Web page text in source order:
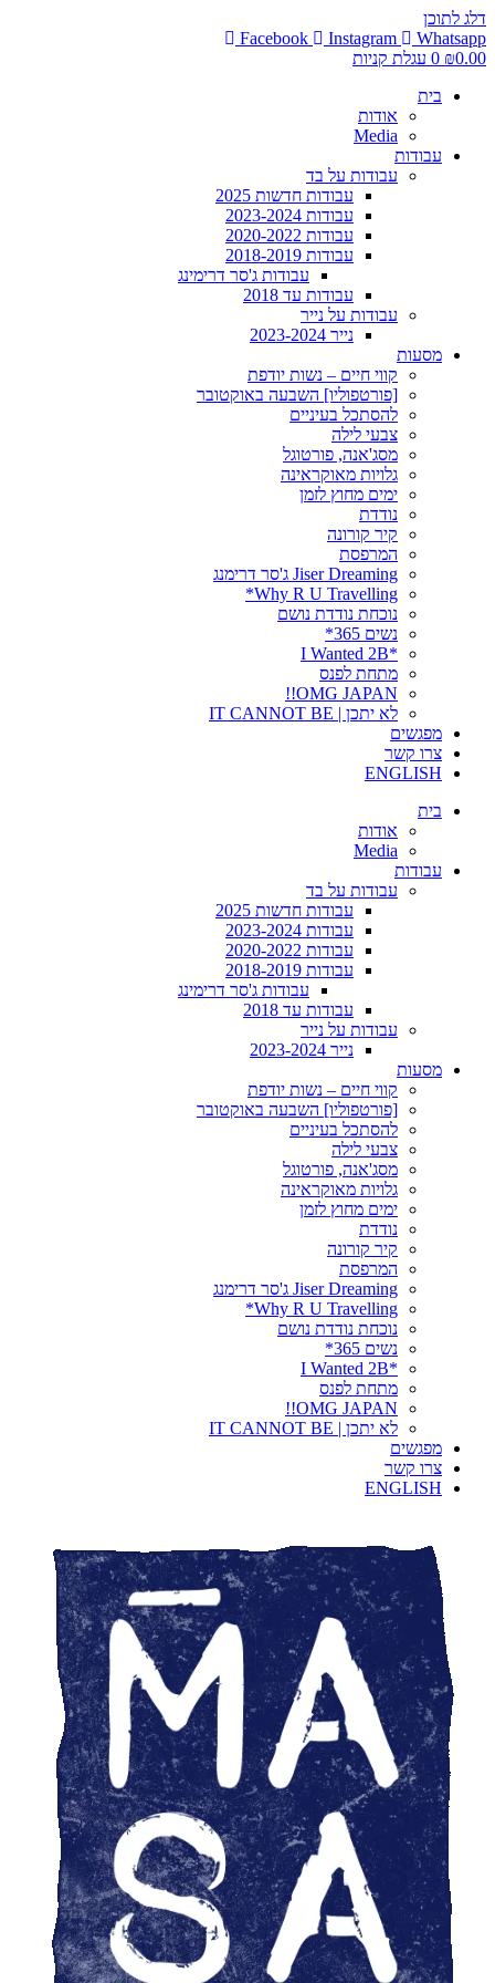
דלג לתוכן
Facebook
Instagram
Whatsapp
₪0.00
0 עגלת קניות
בית
אודות
Media
עבודות
עבודות על בד
עבודות חדשות 2025
עבודות 2023-2024
עבודות 2020-2022
עבודות 2018-2019
עבודות ג'סר דרימינג
עבודות עד 2018
עבודות על נייר
נייר 2023-2024
מסעות
קווי חיים – נשות יודפת
[פורטפוליו] השבעה באוקטובר
להסתכל בעיניים
צבעי לילה
מסג'אנה, פורטוגל
גלויות מאוקראינה
ימים מחוץ לזמן
נודדת
קיר קורונה
המרפסת
Jiser Dreaming ג'סר דרימנג
Why R U Travelling*
נוכחת נודדת נושם
נשים 365*
*I Wanted 2B
מתחת לפנס
OMG JAPAN!!
לא יתכן | IT CANNOT BE
מפגשים
צרו קשר
ENGLISH
בית
אודות
Media
עבודות
עבודות על בד
עבודות חדשות 2025
עבודות 2023-2024
עבודות 2020-2022
עבודות 2018-2019
עבודות ג'סר דרימינג
עבודות עד 2018
עבודות על נייר
נייר 2023-2024
מסעות
קווי חיים – נשות יודפת
[פורטפוליו] השבעה באוקטובר
להסתכל בעיניים
צבעי לילה
מסג'אנה, פורטוגל
גלויות מאוקראינה
ימים מחוץ לזמן
נודדת
קיר קורונה
המרפסת
Jiser Dreaming ג'סר דרימנג
Why R U Travelling*
נוכחת נודדת נושם
נשים 365*
*I Wanted 2B
מתחת לפנס
OMG JAPAN!!
לא יתכן | IT CANNOT BE
מפגשים
צרו קשר
ENGLISH